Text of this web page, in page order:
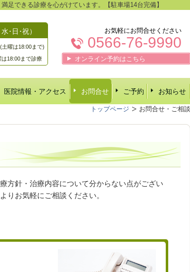
足できる診療を心がけています。【駐車場14台完備】
･日･祝）
土曜は18:00まで)
18:00まで診療
お気軽にお問合せください
0566-76-9990
オンライン予約はこちら
医院情報・アクセス お問合せ ご予約 お知らせ
トップページ お問合せ・ご相談
方針・治療内容について分からない点がござい
りお気軽にご相談ください。